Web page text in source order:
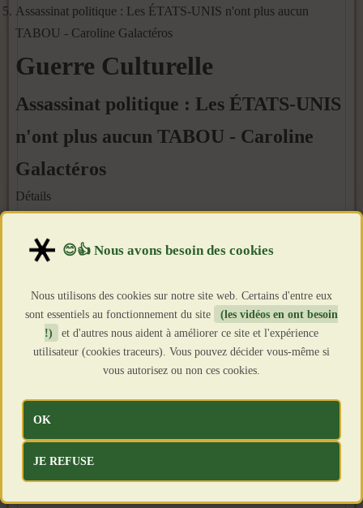
Assassinat politique : Les ÉTATS-UNIS n'ont plus aucun
TABOU - Caroline Galactéros
Guerre Culturelle
Assassinat politique : Les ÉTATS-UNIS
n'ont plus aucun TABOU - Caroline
Galactéros
Détails
Catégorie :Décryptage
Publié le : 26 Mai 2026
Création : 26 Mai 2026
Nous utilisons des cookies sur notre site web. Certains d'entre eux
sont essentiels au fonctionnement du site
(les vidéos en ont besoin
!)
et d'autres nous aident à améliorer ce site et l'expérience
utilisateur (cookies traceurs). Vous pouvez décider vous-même si
vous autorisez ou non ces cookies.
OK
JE REFUSE